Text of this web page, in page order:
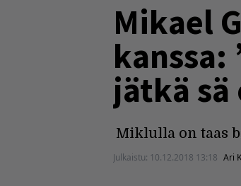
Mikael
kanssa:
jätkä sä
Miklulla on taas
Julkaistu: 10.12.2018 13:18 Ari